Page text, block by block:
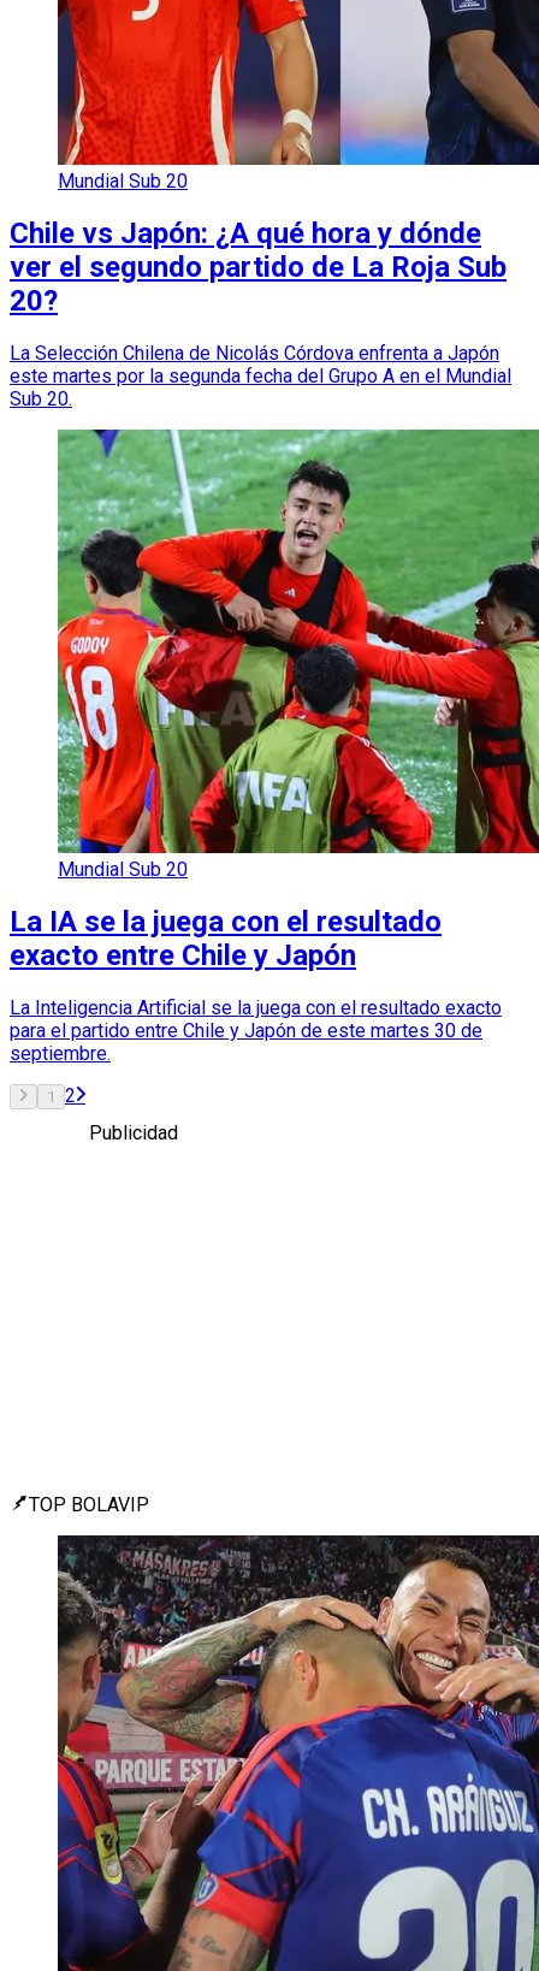
Mundial Sub 20
Chile vs Japón: ¿A qué hora y dónde
ver el segundo partido de La Roja Sub
20?
La Selección Chilena de Nicolás Córdova enfrenta a Japón
este martes por la segunda fecha del Grupo A en el Mundial
Sub 20.
Mundial Sub 20
La IA se la juega con el resultado
exacto entre Chile y Japón
La Inteligencia Artificial se la juega con el resultado exacto
para el partido entre Chile y Japón de este martes 30 de
septiembre.
1
2
Publicidad
TOP BOLAVIP